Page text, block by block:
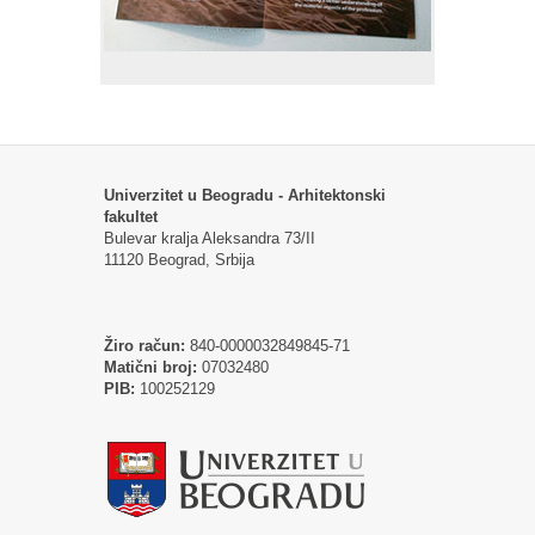
Univerzitet u Beogradu - Arhitektonski
fakultet
Bulevar kralja Aleksandra 73/II
11120 Beograd, Srbija
Žiro račun: 840-0000032849845-71
Matični broj: 07032480
PIB: 100252129